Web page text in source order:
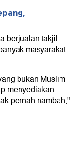
berjualan takjil
masyarakat
bukan Muslim
menyediakan
pernah nambah,"